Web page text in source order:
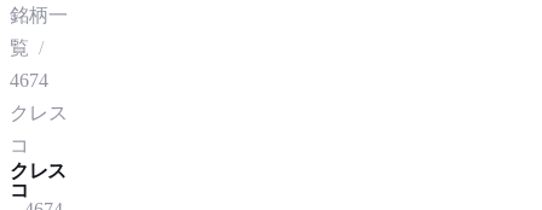
銘柄一
覧
4674
クレス
コ
クレス
コ